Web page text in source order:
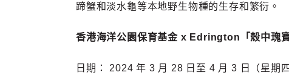
蹄蟹和淡水龜等本地野生物種的生存和繁衍。
香港海洋公園保育基金 x Edrington「殼中瑰
日期： 2024 年 3 月 28 日至 4 月 3 日（星期四